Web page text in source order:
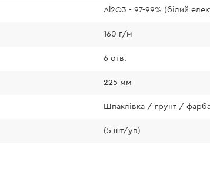
Al2O3 - 97-99% (білий
160 г/м
6 отв.
225 мм
Шпаклівка / грунт /
(5 шт/уп)